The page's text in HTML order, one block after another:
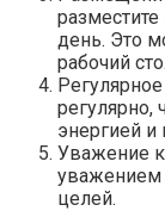
день. Это
рабочий
регулярно,
энергией
Уважение
уважением
целей.